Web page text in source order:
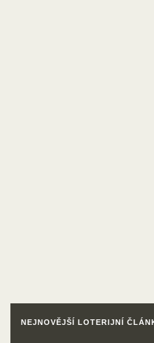
NEJNOVĚJŠÍ LOTERIJNÍ